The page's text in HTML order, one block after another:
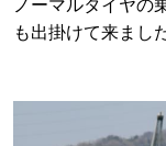
ノーマルタイヤの
も出掛けて来まし